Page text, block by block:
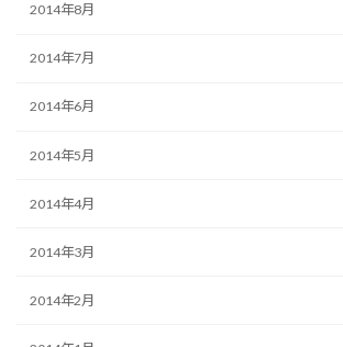
2014年8月
2014年7月
2014年6月
2014年5月
2014年4月
2014年3月
2014年2月